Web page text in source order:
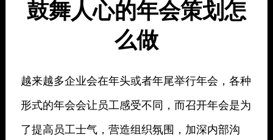
鼓舞人心的年会策划怎
么做
越来越多企业会在年头或者年尾举行年会，各种
形式的年会会让员工感受不同，而召开年会是为
了提高员工士气，营造组织氛围，加深内部沟